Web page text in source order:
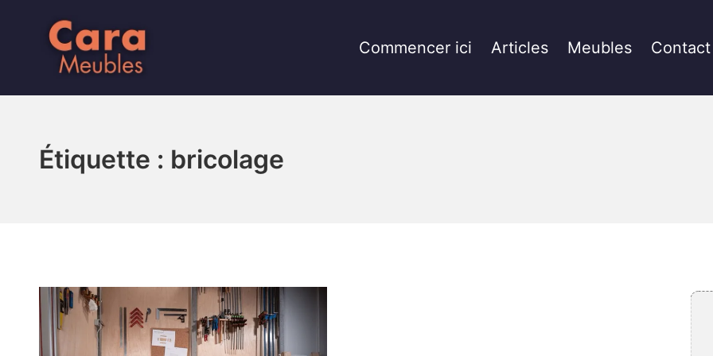
Commencer ici Articles Meubles Contact
Étiquette : bricolage